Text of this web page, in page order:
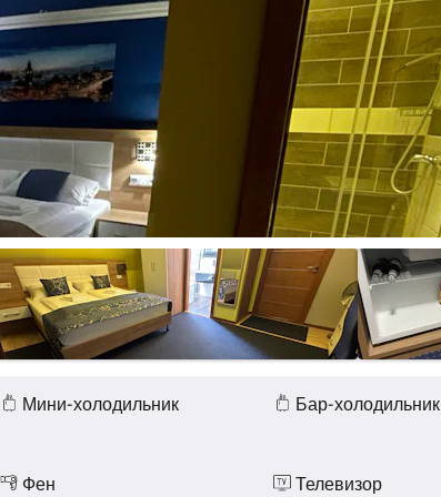
Мини-холодильник Бар-холодильник
Фен Телевизор